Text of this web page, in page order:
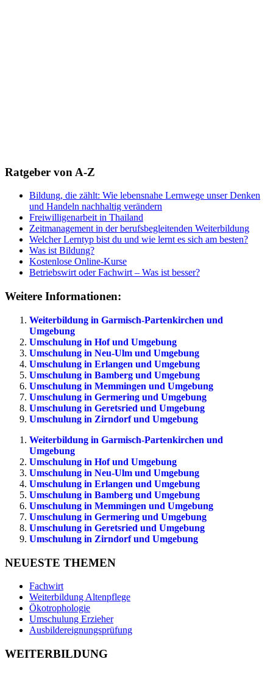
Ratgeber von A-Z
Bildung, die zählt: Wie lebensnahe Lernwege unser Denken
und Handeln nachhaltig verändern
Freiwilligenarbeit in Thailand
Zeitmanagement in der berufsbegleitenden Weiterbildung
Welcher Lerntyp bist du und wie lernt es sich am besten?
Was ist Bildung?
Kostenlose Online-Kurse
Betriebswirt oder Fachwirt – Was ist besser?
Weitere Informationen:
Weiterbildung in Garmisch-Partenkirchen und
Umgebung
Umschulung in Hof und Umgebung
Umschulung in Neu-Ulm und Umgebung
Umschulung in Erlangen und Umgebung
Umschulung in Bamberg und Umgebung
Umschulung in Memmingen und Umgebung
Umschulung in Germering und Umgebung
Umschulung in Geretsried und Umgebung
Umschulung in Zirndorf und Umgebung
Weiterbildung in Garmisch-Partenkirchen und
Umgebung
Umschulung in Hof und Umgebung
Umschulung in Neu-Ulm und Umgebung
Umschulung in Erlangen und Umgebung
Umschulung in Bamberg und Umgebung
Umschulung in Memmingen und Umgebung
Umschulung in Germering und Umgebung
Umschulung in Geretsried und Umgebung
Umschulung in Zirndorf und Umgebung
NEUESTE THEMEN
Fachwirt
Weiterbildung Altenpflege
Ökotrophologie
Umschulung Erzieher
Ausbildereignungsprüfung
WEITERBILDUNG